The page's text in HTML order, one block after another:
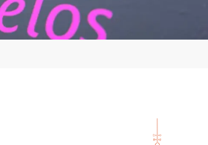
SEARCH